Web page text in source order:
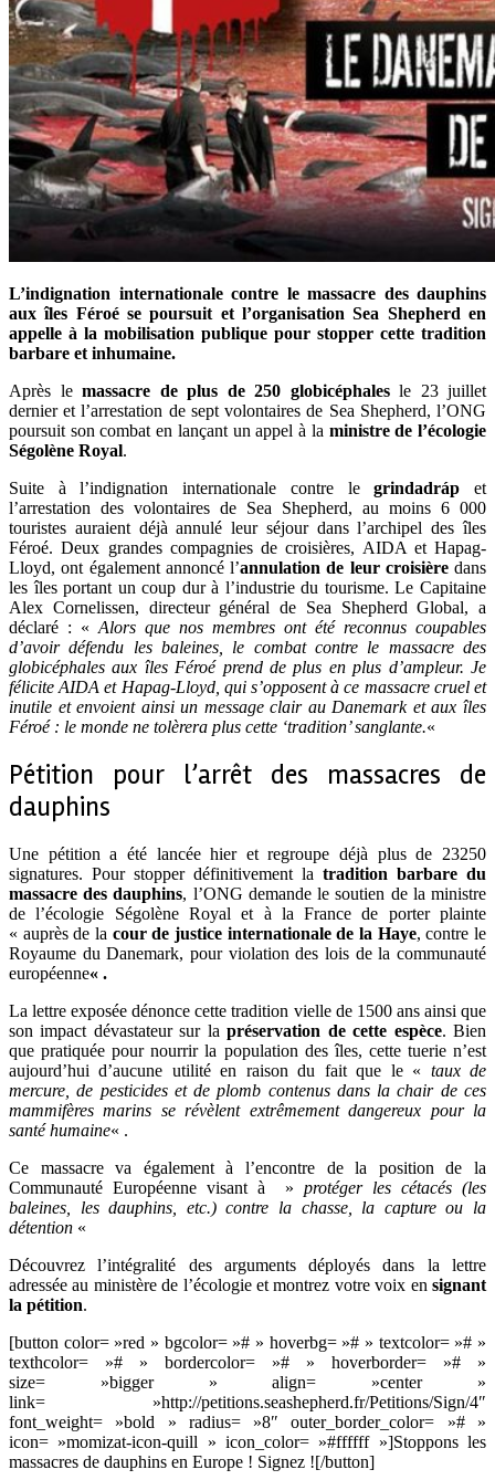
L’indignation internationale contre le massacre des dauphins
aux îles Féroé se poursuit et l’organisation Sea Shepherd en
appelle à la mobilisation publique pour stopper cette tradition
barbare et inhumaine.
Après le massacre de plus de 250 globicéphalesle 23 juillet
dernier et l’arrestation de sept volontaires de Sea Shepherd, l’ONG
poursuit son combat en lançant un appel à la ministre de l’écologie
Ségolène Royal.
Suite à l’indignation internationale contre legrindadráp et
l’arrestation des volontaires de Sea Shepherd, au moins 6 000
touristes auraient déjà annulé leur séjour dans l’archipel des îles
Féroé. Deux grandes compagnies de croisières, AIDA et Hapag-
Lloyd, ont également annoncé l’annulation de leur croisièredans
les îles portant un coup dur à l’industrie du tourisme. Le Capitaine
Alex Cornelissen, directeur général de Sea Shepherd Global, a
déclaré : « Alors que nos membres ont été reconnus coupables
d’avoir défendu les baleines, le combat contre le massacre des
globicéphales aux îles Féroé prend de plus en plus d’ampleur. Je
félicite AIDA et Hapag-Lloyd, qui s’opposent à ce massacre cruel et
inutile et envoient ainsi un message clair au Danemark et aux îles
Féroé : le monde ne tolèrera plus cette ‘tradition’ sanglante.«
Pétition pour l’arrêt des massacres de
dauphins
Une pétition a été lancée hier et regroupe déjà plus de 23250
signatures. Pour stopper définitivement la tradition barbare du
massacre des dauphins, l’ONG demande le soutien de la ministre
de l’écologie Ségolène Royal et à la France de porter plainte
« auprès de la cour de justice internationale de la Haye, contre le
Royaume du Danemark, pour violation des lois de la communauté
européenne« .
La lettre exposée dénonce cette tradition vielle de 1500 ans ainsi que
son impact dévastateur sur lapréservation de cette espèce. Bien
que pratiquée pour nourrir la population des îles, cette tuerie n’est
aujourd’hui d’aucune utilité en raison du fait que le « taux de
mercure, de pesticides et de plomb contenus dans la chair de ces
mammifères marins se révèlent extrêmement dangereux pour la
santé humaine« .
Ce massacre va également à l’encontre de la position de la
Communauté Européenne visant à » protéger les cétacés (les
baleines, les dauphins, etc.) contre la chasse, la capture ou la
détention «
Découvrez l’intégralité des arguments déployés dans la lettre
adressée au ministère de l’écologie et montrez votre voix en signant
la pétition.
[button color= »red » bgcolor= »# » hoverbg= »# » textcolor= »# »
texthcolor= »# » bordercolor= »# » hoverborder= »# »
size= »bigger » align= »center »
link= »http://petitions.seashepherd.fr/Petitions/Sign/4″
font_weight= »bold » radius= »8″ outer_border_color= »# »
icon= »momizat-icon-quill » icon_color= »#ffffff »]Stoppons les
massacres de dauphins en Europe ! Signez ![/button]